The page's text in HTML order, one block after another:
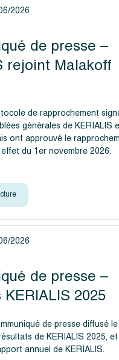
2026
de presse –
rejoint Malakoff
de rapprochement
générales de KERIALIS
ont approuvé le
du 1er novembre 2026.
2026
de presse –
2025
de presse diffusé
de KERIALIS 2025,
annuel de KERIALIS.